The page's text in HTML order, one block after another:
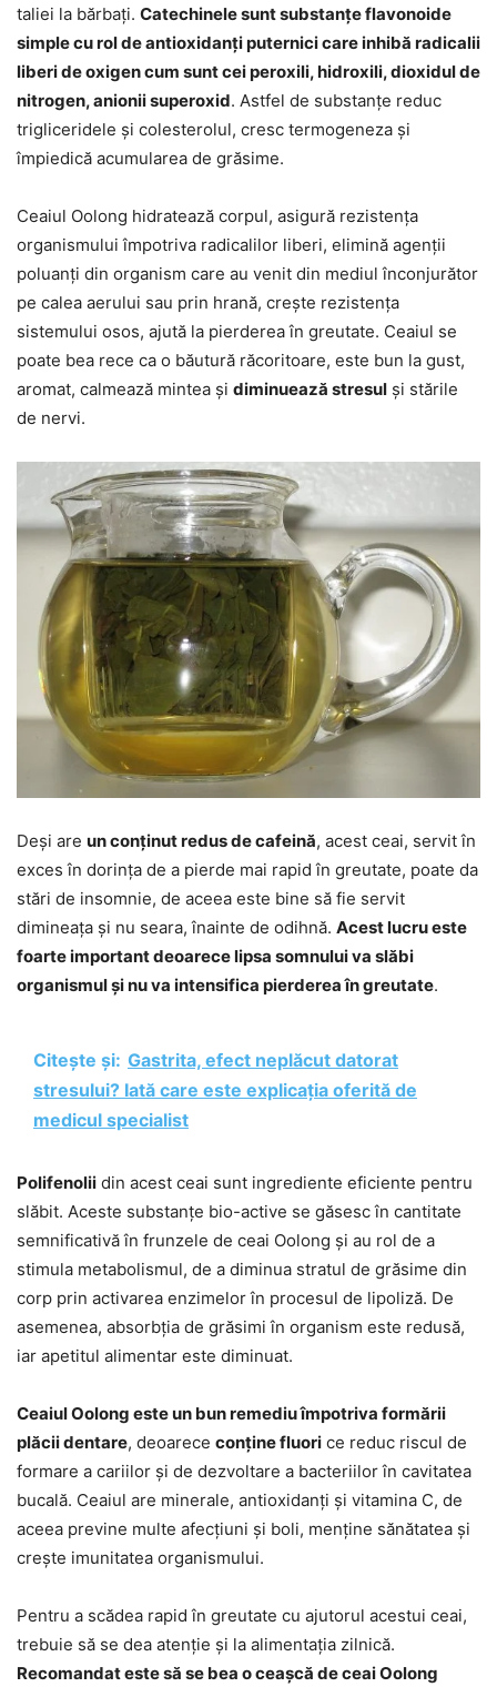
taliei la bărbați. Catechinele sunt substanțe flavonoide
simple cu rol de antioxidanți puternici care inhibă radicalii
liberi de oxigen cum sunt cei peroxili, hidroxili, dioxidul de
nitrogen, anionii superoxid. Astfel de substanțe reduc
trigliceridele și colesterolul, cresc termogeneza și
împiedică acumularea de grăsime.
Ceaiul Oolong hidratează corpul, asigură rezistența
organismului împotriva radicalilor liberi, elimină agenții
poluanți din organism care au venit din mediul înconjurător
pe calea aerului sau prin hrană, crește rezistența
sistemului osos, ajută la pierderea în greutate. Ceaiul se
poate bea rece ca o băutură răcoritoare, este bun la gust,
aromat, calmează mintea și diminuează stresul și stările
de nervi.
Deși are un conținut redus de cafeină, acest ceai, servit în
exces în dorința de a pierde mai rapid în greutate, poate da
stări de insomnie, de aceea este bine să fie servit
dimineața și nu seara, înainte de odihnă. Acest lucru este
foarte important deoarece lipsa somnului va slăbi
organismul și nu va intensifica pierderea în greutate.
Citește și: Gastrita, efect neplăcut datorat
stresului? Iată care este explicația oferită de
medicul specialist
Polifenolii din acest ceai sunt ingrediente eficiente pentru
slăbit. Aceste substanțe bio-active se găsesc în cantitate
semnificativă în frunzele de ceai Oolong și au rol de a
stimula metabolismul, de a diminua stratul de grăsime din
corp prin activarea enzimelor în procesul de lipoliză. De
asemenea, absorbția de grăsimi în organism este redusă,
iar apetitul alimentar este diminuat.
Ceaiul Oolong este un bun remediu împotriva formării
plăcii dentare, deoarece conține fluori ce reduc riscul de
formare a cariilor și de dezvoltare a bacteriilor în cavitatea
bucală. Ceaiul are minerale, antioxidanți și vitamina C, de
aceea previne multe afecțiuni și boli, menține sănătatea și
crește imunitatea organismului.
Pentru a scădea rapid în greutate cu ajutorul acestui ceai,
trebuie să se dea atenție și la alimentația zilnică.
Recomandat este să se bea o ceașcă de ceai Oolong